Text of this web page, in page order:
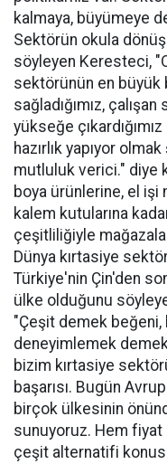
kalmaya, büyümeye
Sektörün okula dönüş
söyleyen Keresteci,
sektörünün en büyük
sağladığımız,
yükseğe
hazırlık yapıyor
mutluluk verici." diye
boya ürünlerine, el
kalem kutularına
çeşitliliğiyle
Dünya kırtasiye
Türkiye'nin Çin'den
ülke olduğunu
"Çeşit demek beğeni,
deneyimlemek
bizim kırtasiye
başarısı. Bugün
birçok ülkesinin
sunuyoruz. Hem
çeşit alternatifi